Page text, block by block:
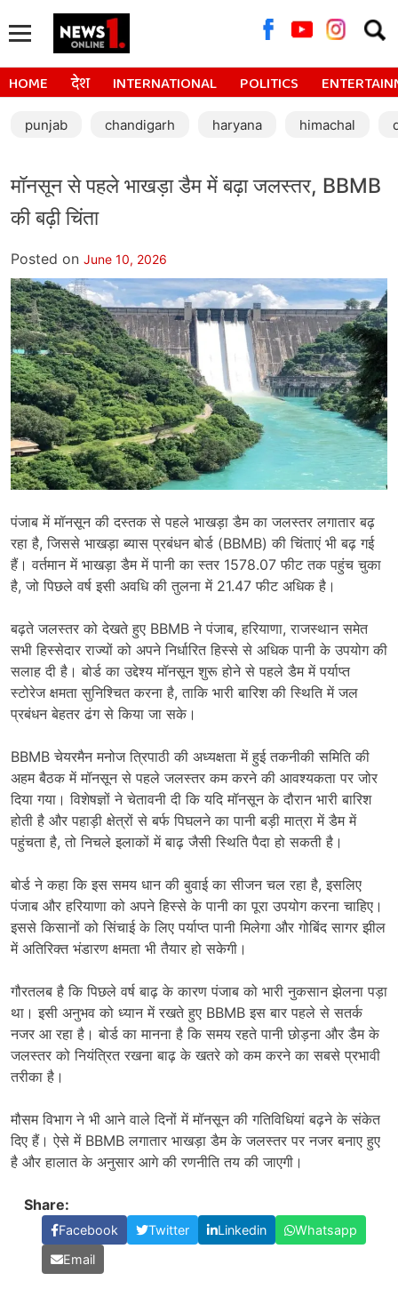
for:
HOME देश INTERNATIONAL POLITICS
punjab chandigarh haryana himachal
मॉनसून से पहले भाखड़ा डैम में बढ़ा जलस्तर, BBMB
की बढ़ी चिंता
Posted on June 10, 2026
पंजाब में मॉनसून की दस्तक से पहले भाखड़ा डैम का जलस्तर लगातार बढ़
रहा है, जिससे भाखड़ा ब्यास प्रबंधन बोर्ड (BBMB) की चिंताएं भी बढ़ गई
हैं। वर्तमान में भाखड़ा डैम में पानी का स्तर 1578.07 फीट तक पहुंच चुका
है, जो पिछले वर्ष इसी अवधि की तुलना में 21.47 फीट अधिक है।
बढ़ते जलस्तर को देखते हुए BBMB ने पंजाब, हरियाणा, राजस्थान समेत
सभी हिस्सेदार राज्यों को अपने निर्धारित हिस्से से अधिक पानी के उपयोग की
सलाह दी है। बोर्ड का उद्देश्य मॉनसून शुरू होने से पहले डैम में पर्याप्त
स्टोरेज क्षमता सुनिश्चित करना है, ताकि भारी बारिश की स्थिति में जल
प्रबंधन बेहतर ढंग से किया जा सके।
BBMB चेयरमैन मनोज त्रिपाठी की अध्यक्षता में हुई तकनीकी समिति की
अहम बैठक में मॉनसून से पहले जलस्तर कम करने की आवश्यकता पर जोर
दिया गया। विशेषज्ञों ने चेतावनी दी कि यदि मॉनसून के दौरान भारी बारिश
होती है और पहाड़ी क्षेत्रों से बर्फ पिघलने का पानी बड़ी मात्रा में डैम में
पहुंचता है, तो निचले इलाकों में बाढ़ जैसी स्थिति पैदा हो सकती है।
बोर्ड ने कहा कि इस समय धान की बुवाई का सीजन चल रहा है, इसलिए
पंजाब और हरियाणा को अपने हिस्से के पानी का पूरा उपयोग करना चाहिए।
इससे किसानों को सिंचाई के लिए पर्याप्त पानी मिलेगा और गोबिंद सागर झील
में अतिरिक्त भंडारण क्षमता भी तैयार हो सकेगी।
गौरतलब है कि पिछले वर्ष बाढ़ के कारण पंजाब को भारी नुकसान झेलना पड़ा
था। इसी अनुभव को ध्यान में रखते हुए BBMB इस बार पहले से सतर्क
नजर आ रहा है। बोर्ड का मानना है कि समय रहते पानी छोड़ना और डैम के
जलस्तर को नियंत्रित रखना बाढ़ के खतरे को कम करने का सबसे प्रभावी
तरीका है।
मौसम विभाग ने भी आने वाले दिनों में मॉनसून की गतिविधियां बढ़ने के संकेत
दिए हैं। ऐसे में BBMB लगातार भाखड़ा डैम के जलस्तर पर नजर बनाए हुए
है और हालात के अनुसार आगे की रणनीति तय की जाएगी।
Share:
Facebook Twitter Linkedin
Whatsapp
Email